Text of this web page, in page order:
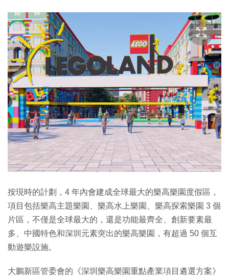
按現時的計劃，4 年內會建成全球最大的樂高樂園度假區，
項目包括樂高主題樂園、樂高水上樂園、樂高探索樂園 3 個
片區，不僅是全球最大的，還是功能最齊全、創新要素最
多、中國特色和深圳元素突出的樂高樂園，有超過 50 個互
動遊樂設施。
大鵬新區管委會的《深圳樂高樂園重點產業項目遴選方案》